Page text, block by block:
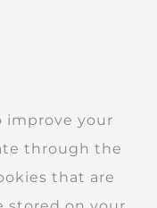
improve your
through the
that are